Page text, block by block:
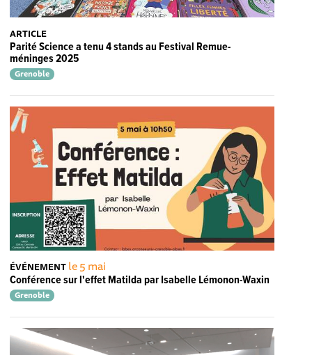
ARTICLE
Parité Science a tenu 4 stands au Festival Remue-
méninges 2025
Grenoble
ÉVÉNEMENT le 5 mai
Conférence sur l'effet Matilda par Isabelle Lémonon-Waxin
Grenoble